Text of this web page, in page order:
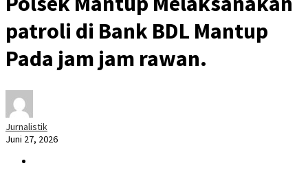
patroli di Bank BDL Mantup
Pada jam jam rawan.
Jurnalistik
Juni 27, 2026